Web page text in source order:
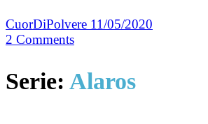
CuorDiPolvere 11/05/2020
2 Comments
Serie: Alaros